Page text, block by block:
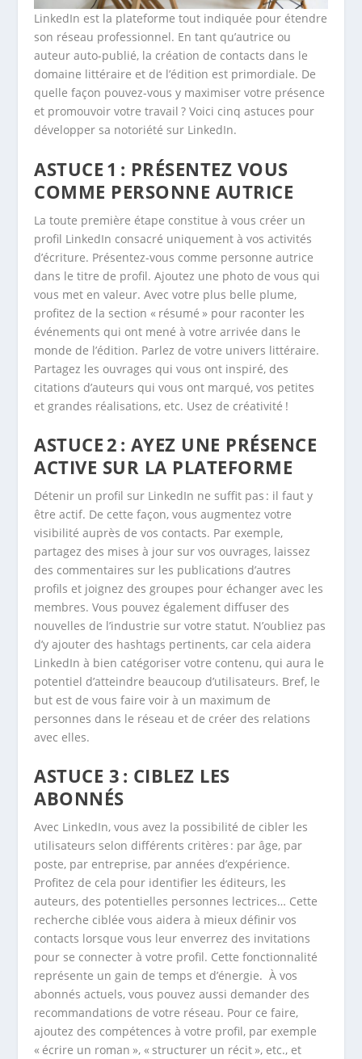
LinkedIn est la plateforme tout indiquée pour étendre
son réseau professionnel. En tant qu’autrice ou
auteur auto-publié, la création de contacts dans le
domaine littéraire et de l’édition est primordiale. De
quelle façon pouvez-vous y maximiser votre présence
et promouvoir votre travail ? Voici cinq astuces pour
développer sa notoriété sur LinkedIn.
ASTUCE 1 : PRÉSENTEZ VOUS
COMME PERSONNE AUTRICE
La toute première étape constitue à vous créer un
profil LinkedIn consacré uniquement à vos activités
d’écriture. Présentez-vous comme personne autrice
dans le titre de profil. Ajoutez une photo de vous qui
vous met en valeur. Avec votre plus belle plume,
profitez de la section « résumé » pour raconter les
événements qui ont mené à votre arrivée dans le
monde de l’édition. Parlez de votre univers littéraire.
Partagez les ouvrages qui vous ont inspiré, des
citations d’auteurs qui vous ont marqué, vos petites
et grandes réalisations, etc. Usez de créativité !
ASTUCE 2 : AYEZ UNE PRÉSENCE
ACTIVE SUR LA PLATEFORME
Détenir un profil sur LinkedIn ne suffit pas : il faut y
être actif. De cette façon, vous augmentez votre
visibilité auprès de vos contacts. Par exemple,
partagez des mises à jour sur vos ouvrages, laissez
des commentaires sur les publications d’autres
profils et joignez des groupes pour échanger avec les
membres. Vous pouvez également diffuser des
nouvelles de l’industrie sur votre statut. N’oubliez pas
d’y ajouter des hashtags pertinents, car cela aidera
LinkedIn à bien catégoriser votre contenu, qui aura le
potentiel d’atteindre beaucoup d’utilisateurs. Bref, le
but est de vous faire voir à un maximum de
personnes dans le réseau et de créer des relations
avec elles.
ASTUCE 3 : CIBLEZ LES
ABONNÉS
Avec LinkedIn, vous avez la possibilité de cibler les
utilisateurs selon différents critères : par âge, par
poste, par entreprise, par années d’expérience.
Profitez de cela pour identifier les éditeurs, les
auteurs, des potentielles personnes lectrices… Cette
recherche ciblée vous aidera à mieux définir vos
contacts lorsque vous leur enverrez des invitations
pour se connecter à votre profil. Cette fonctionnalité
représente un gain de temps et d’énergie. À vos
abonnés actuels, vous pouvez aussi demander des
recommandations de votre réseau. Pour ce faire,
ajoutez des compétences à votre profil, par exemple
« écrire un roman », « structurer un récit », etc., et